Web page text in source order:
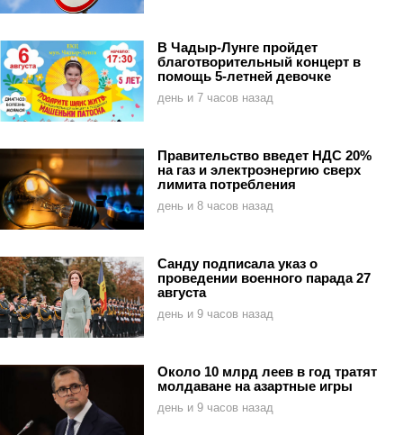
В Чадыр-Лунге пройдет
благотворительный концерт в
помощь 5-летней девочке
день и 7 часов назад
Правительство введет НДС 20%
на газ и электроэнергию сверх
лимита потребления
день и 8 часов назад
Санду подписала указ о
проведении военного парада 27
августа
день и 9 часов назад
Около 10 млрд леев в год тратят
молдаване на азартные игры
день и 9 часов назад